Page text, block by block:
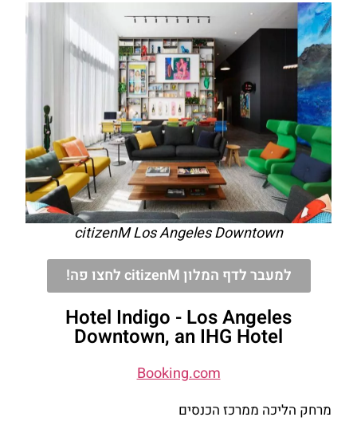
citizenM Los Angeles Downtown
למעבר לדף המלון citizenM לחצו פה!
Hotel Indigo - Los Angeles
Downtown, an IHG Hotel
Booking.com
מרחק הליכה ממרכז הכנסים